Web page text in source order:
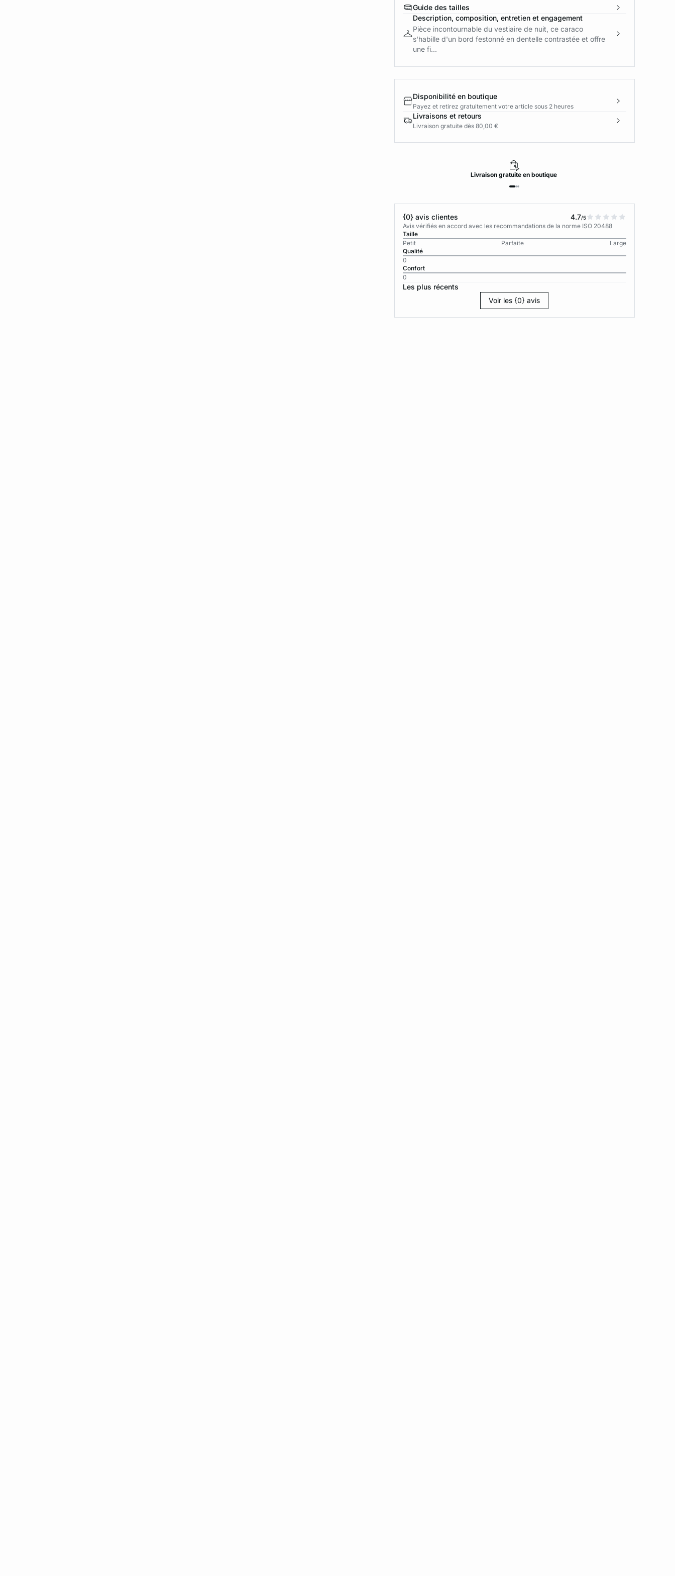
Guide des tailles
Description, composition, entretien et engagement
Pièce incontournable du vestiaire de nuit, ce caraco
s'habille d'un bord festonné en dentelle contrastée et offre
une fi...
Disponibilité en boutique
Payez et retirez gratuitement votre article sous 2 heures
Livraisons et retours
Livraison gratuite dès 80,00 €
Livraison gratuite en boutique
{0} avis clientes 4.7/5
Avis vérifiés en accord avec les recommandations de la norme ISO 20488
Taille
Petit
Parfaite
Large
Qualité
0
Confort
0
Les plus récents
Voir les {0} avis